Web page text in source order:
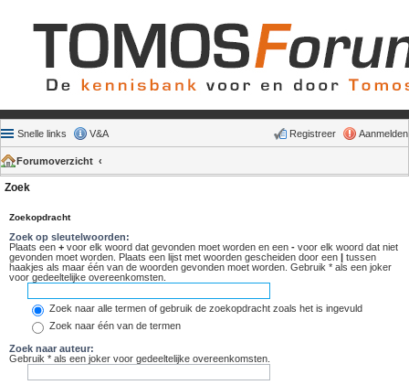
Snelle links V&A Aanmelden
Registreer
Forumoverzicht
Zoek
Zoekopdracht
Zoek op sleutelwoorden:
Plaats een + voor elk woord dat gevonden moet worden en een - voor elk woord dat niet
gevonden moet worden. Plaats een lijst met woorden gescheiden door een | tussen
haakjes als maar één van de woorden gevonden moet worden. Gebruik * als een joker
voor gedeeltelijke overeenkomsten.
Zoek naar alle termen of gebruik de zoekopdracht zoals het is ingevuld
Zoek naar één van de termen
Zoek naar auteur:
Gebruik * als een joker voor gedeeltelijke overeenkomsten.